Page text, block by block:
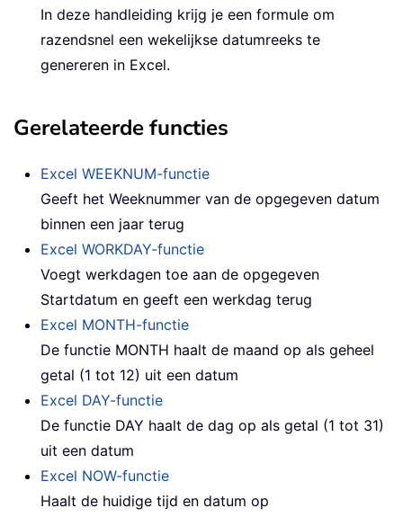
In deze handleiding krijg je een formule om
razendsnel een wekelijkse datumreeks te
genereren in Excel.
Gerelateerde functies
Excel WEEKNUM-functie
Geeft het Weeknummer van de opgegeven datum
binnen een jaar terug
Excel WORKDAY-functie
Voegt werkdagen toe aan de opgegeven
Startdatum en geeft een werkdag terug
Excel MONTH-functie
De functie MONTH haalt de maand op als geheel
getal (1 tot 12) uit een datum
Excel DAY-functie
De functie DAY haalt de dag op als getal (1 tot 31)
uit een datum
Excel NOW-functie
Haalt de huidige tijd en datum op